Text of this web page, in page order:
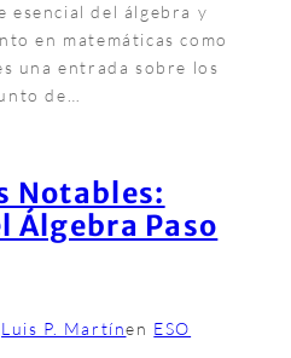
esencial del álgebra y
en matemáticas como
una entrada sobre los
de…
Notables:
Álgebra Paso
Luis P. Martínen ESO